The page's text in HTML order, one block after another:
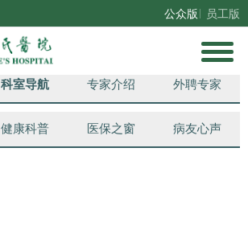
公众版 员工版
科室导航 专家介绍 外聘专家
健康科普 医保之窗 病友心声